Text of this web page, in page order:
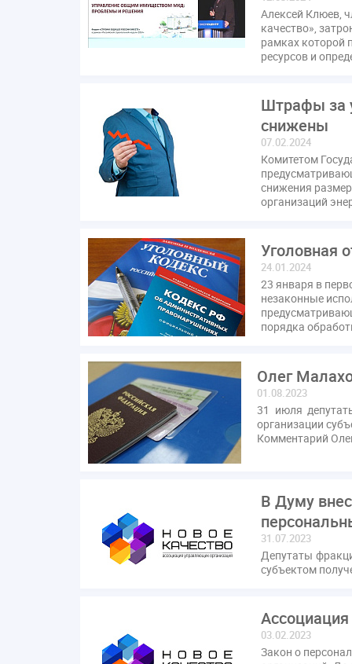
Алексей Клюев,
качество»,
рамках которой
ресурсов и
Штрафы за
снижены
07.02.2024
Комитетом
снижения
организаций
Уголовная
24.01.2024
23 января в
незаконные
порядка
Олег
01.08.2023
31 июля
организации
Комментарий
В Думу
31.07.2023
Депутаты
субъектом
03.02.2023
Закон о